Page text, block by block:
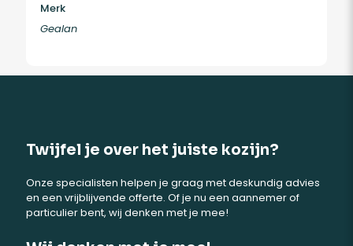
Merk
Gealan
Twijfel je over het juiste kozijn?
Onze specialisten helpen je graag met deskundig advies
en een vrijblijvende offerte. Of je nu een aannemer of
particulier bent, wij denken met je mee!